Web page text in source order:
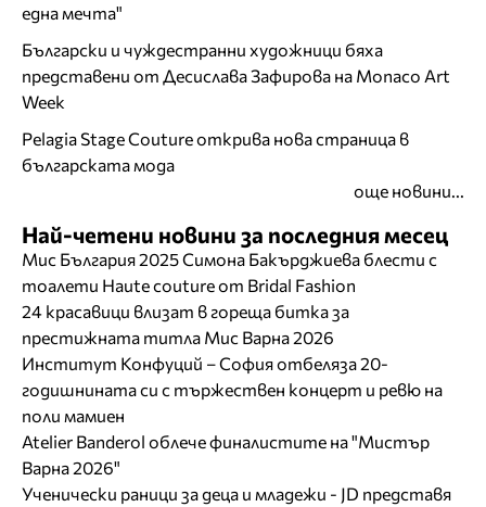
една мечта"
Български и чуждестранни художници бяха
представени от Десислава Зафирова на Monaco Art
Week
Pelagia Stage Couture открива нова страница в
българската мода
още новини...
Най-четени новини за последния месец
Мис България 2025 Симона Бакърджиева блести с
тоалети Haute couture от Bridal Fashion
24 красавици влизат в гореща битка за
престижната титла Мис Варна 2026
Институт Конфуций – София отбеляза 20-
годишнината си с тържествен концерт и ревю на
поли мамиен
Atelier Banderol облече финалистите на "Мистър
Варна 2026"
Ученически раници за деца и младежи - JD представя